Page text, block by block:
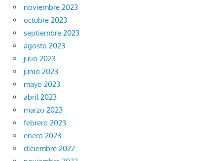
noviembre 2023
octubre 2023
septiembre 2023
agosto 2023
julio 2023
junio 2023
mayo 2023
abril 2023
marzo 2023
febrero 2023
enero 2023
diciembre 2022